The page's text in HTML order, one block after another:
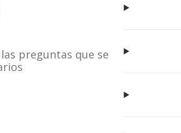
preguntas que se